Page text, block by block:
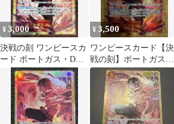
¥3,000
決戦の刻 ワンピースカ
ード ポートガス・D・
エース シークレット
SEC
¥3,500
ワンピースカード【決
戦の刻】ポートガス・
D・エース SEC OP16-